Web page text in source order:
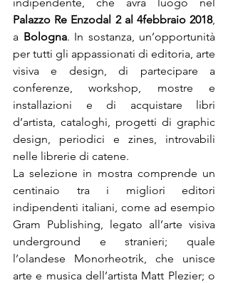
Palazzo Re Enzodal 2 al 4febbraio 2018,
a Bologna. In sostanza, un’opportunità
per tutti gli appassionati di editoria, arte
visiva e design, di partecipare a
conferenze, workshop, mostre e
installazioni e di acquistare libri
d’artista, cataloghi, progetti di graphic
design, periodici e zines, introvabili
nelle librerie di catene.
La selezione in mostra comprende un
centinaio tra i migliori editori
indipendenti italiani, come ad esempio
Gram Publishing, legato all’arte visiva
underground e stranieri; quale
l’olandese Monorheotrik, che unisce
arte e musica dell’artista Matt Plezier; o